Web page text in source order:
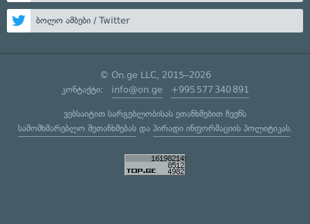
ბოლო ამბები / Twitter
© On.ge LLC, 2015–2026
კონტაქტი: info@on.ge +995 577 340 891
ვებსაიტით სარგებლობისას ეთანხმებით ჩვენს
სამომხმარებლო შეთანხმებასდა პირადი ინფორმაციის პოლიტიკას.